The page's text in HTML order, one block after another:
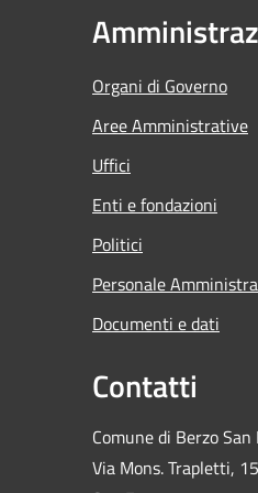
Organi di Governo
Aree Amministrative
Uffici
Enti e fondazioni
Politici
Personale
Documenti e dati
Contatti
Comune di Berzo San
Via Mons. Trapletti,